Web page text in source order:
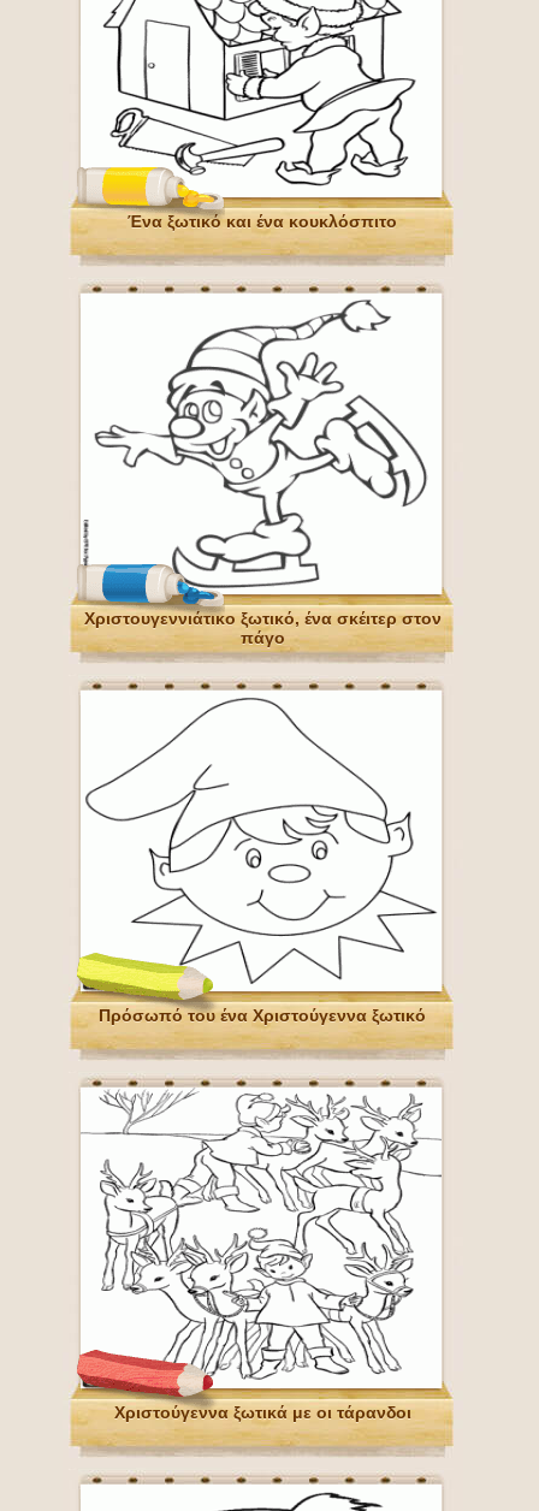
Ένα ξωτικό και ένα κουκλόσπιτο
Χριστουγεννιάτικο ξωτικό, ένα σκέιτερ στον
πάγο
Πρόσωπό του ένα Χριστούγεννα ξωτικό
Χριστούγεννα ξωτικά με οι τάρανδοι